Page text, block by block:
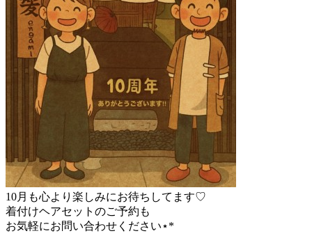
10月も心より楽しみにお待ちしてます♡
着付けヘアセットのご予約も
お気軽にお問い合わせください⋆*